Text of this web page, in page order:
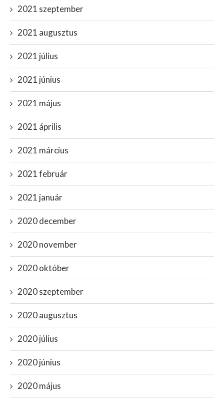
2021 szeptember
2021 augusztus
2021 július
2021 június
2021 május
2021 április
2021 március
2021 február
2021 január
2020 december
2020 november
2020 október
2020 szeptember
2020 augusztus
2020 július
2020 június
2020 május